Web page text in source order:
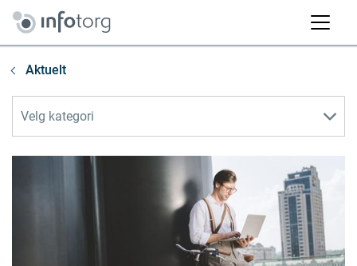
Aktuelt
Velg kategori